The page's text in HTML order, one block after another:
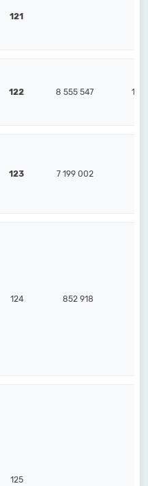
121
122 8 555 547 12
123 7 199 002
124 852 918
125